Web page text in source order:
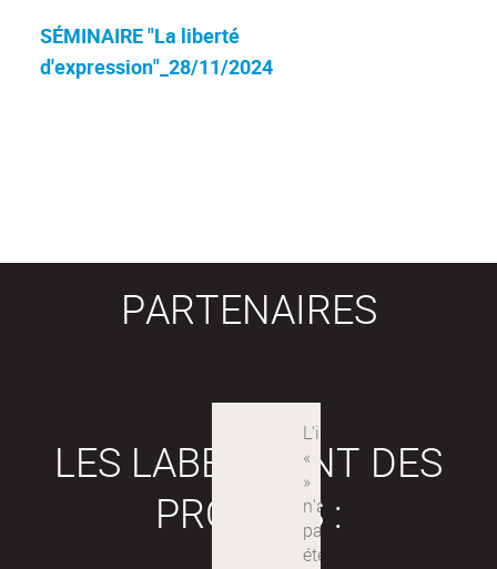
SÉMINAIRE "La liberté
d'expression"_28/11/2024
PARTENAIRES
LES LABEX SONT DES
PROJETS :